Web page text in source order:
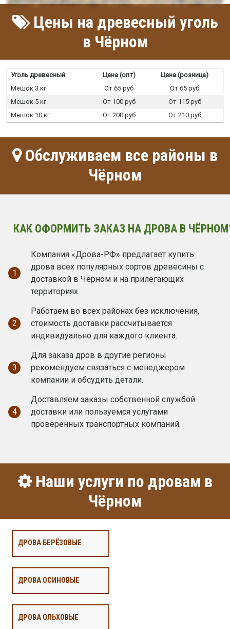
Цены на древесный уголь
в Чёрном
Уголь древесный Цена (опт)
Цена (розница)
Мешок 3 кг.
От 65 руб
От 65 руб
Мешок 5 кг.
От 100 руб
От 115 руб
Мешок 10 кг.
От 200 руб От 210 руб
Обслуживаем все районы в
Чёрном
КАК ОФОРМИТЬ ЗАКАЗ НА ДРОВА В
1
Компания «Дрова-РФ» предлагает купить
дрова всех популярных сортов древесины с
доставкой в Чёрном и на прилегающих
территориях.
2
Работаем во всех районах без исключения,
стоимость доставки рассчитывается
индивидуально для каждого клиента.
3
Для заказа дров в другие регионы
рекомендуем связаться с менеджером
компании и обсудить детали.
4
Доставляем заказы собственной службой
доставки или пользуемся услугами
проверенных транспортных компаний.
Наши услуги по дровам в
Чёрном
ДРОВА БЕРЁЗОВЫЕ
ДРОВА ОСИНОВЫЕ
ДРОВА ОЛЬХОВЫЕ